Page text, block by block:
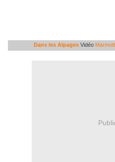
Dans les Alpages Vidéo